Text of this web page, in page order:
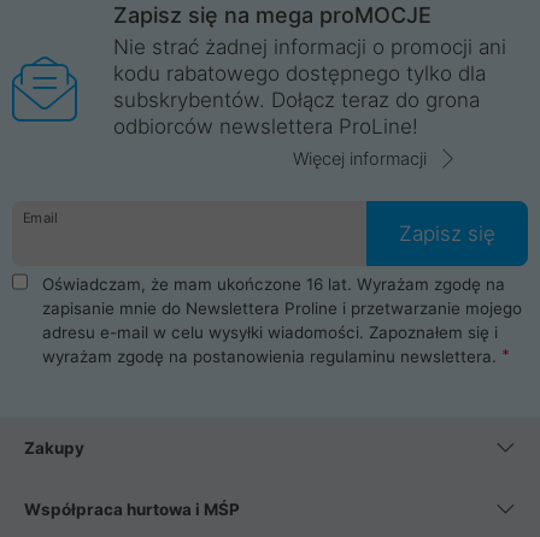
Wrocław, Poznań, Legnica, Katowice, Gliwice, Kalisz, Bytom,
Trzebnica, Opole. Szybka i profesjonalna obsługa!
ProLine to polska firma ze 100% polskim kapitałem. Działamy
legalnie i płacimy podatki w naszym kraju! Posiadamy siedzibę
główną w Mirkowie oraz salony na terenie kraju. Cała
komunikacja ze sklepem komputerowym ProLine jest
danych osobowych. Dlatego zakup notebooka albo laptopa w
ProLine to czysta przyjemność i pełne bezpieczeństwo.
Zaopatrzysz się u nas w akcesoria i części komputerowe
takie jak procesory, karty graficzne, płyty główne, pamięci,
dyski SSD, M.2 oraz HDD. Nasi pracownicy pomogą Ci wybrać
najlepszy zasilacz komputerowy oraz obudowę do komputera.
Poza komputerami mamy również najlepsze na rynku
Smartfony takich producentów jak Xiaomi, Apple, Samsung i
wentylatory. Na koniec mając już to wszystko, możesz
Zapisz się na mega proMOCJE
Nie strać żadnej informacji o promocji ani
kodu rabatowego dostępnego tylko dla
subskrybentów. Dołącz teraz do grona
odbiorców newslettera ProLine!
Więcej informacji
Email
Zapisz się
Oświadczam, że mam ukończone 16 lat. Wyrażam zgodę na
zapisanie mnie do Newslettera Proline i przetwarzanie mojego
adresu e-mail w celu wysyłki wiadomości. Zapoznałem się i
wyrażam zgodę na postanowienia regulaminu newslettera.
Zakupy
Współpraca hurtowa i MŚP